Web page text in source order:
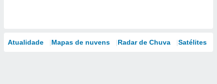
Atualidade Mapas de nuvens Radar de Chuva Satélites